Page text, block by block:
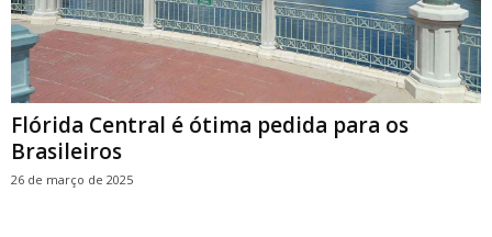
Flórida Central é ótima pedida para os
Brasileiros
26 de março de 2025